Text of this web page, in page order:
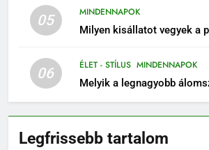
05
MINDENNAPOK
Milyen kisállatot vegyek a
06 ÉLET - STÍLUS MINDENNAPOK
Melyik a legnagyobb
Legfrissebb tartalom